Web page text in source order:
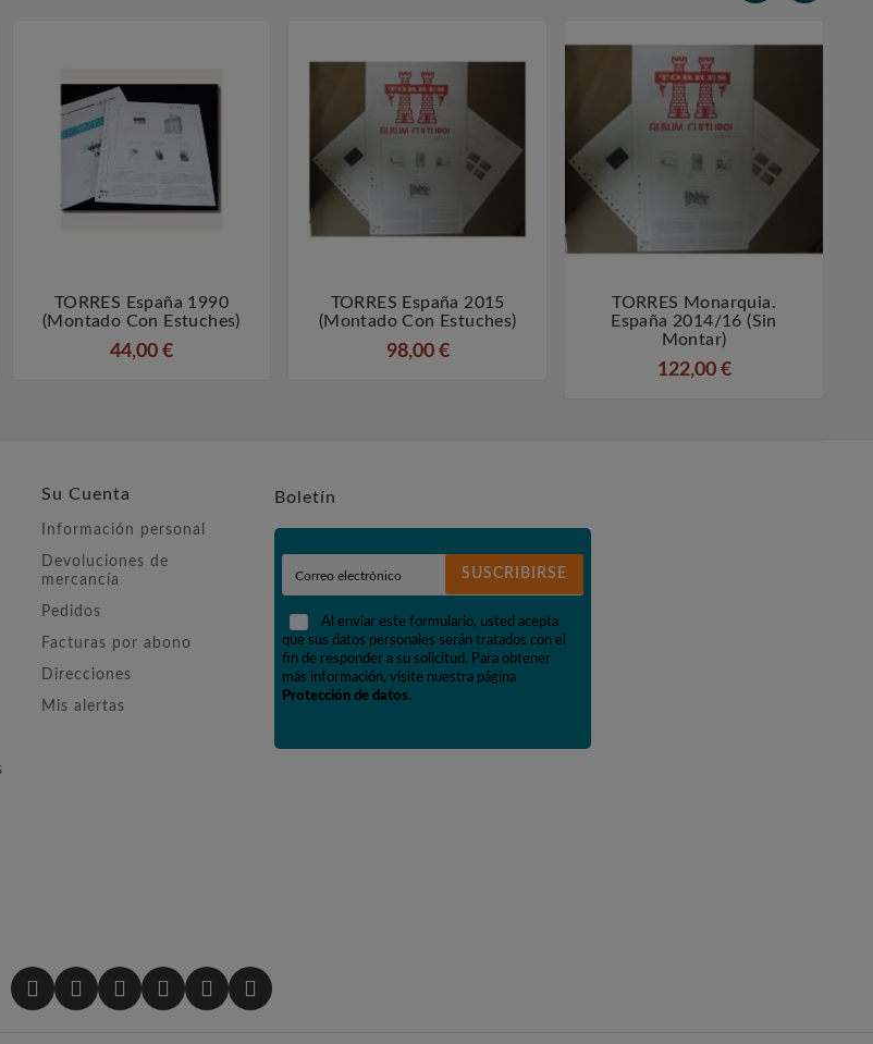
 
TORRES España 1990
(montado Con Estuches)
44,00 €
 
TORRES España 2015
(montado Con Estuches)
98,00 €
 
TORRES Monarquia.
España 2014/16 (sin
Montar)
122,00 €
Su Cuenta
Información personal
Devoluciones de
mercancía
Pedidos
Facturas por abono
Direcciones
Mis alertas
Boletín
SUSCRIBIRSE
Al enviar este formulario, usted acepta
que sus datos personales serán tratados con el
fin de responder a su solicitud. Para obtener
más información, visite nuestra página
Protección de datos.